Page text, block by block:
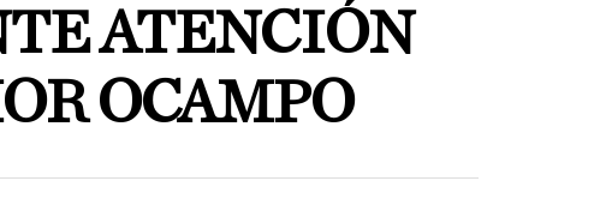
ATENCIÓN
OCAMPO